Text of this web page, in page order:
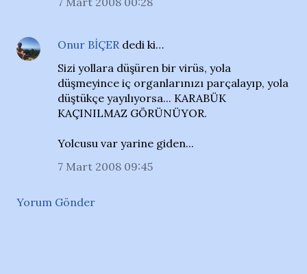
Onur BİÇER dedi ki…
Sizi yollara düşüren bir virüs, yola
düşmeyince iç organlarınızı parçalayıp, yola
düştükçe yayılıyorsa... KARABÜK
KAÇINILMAZ GÖRÜNÜYOR.
Yolcusu var yarine giden...
7 Mart 2008 09:45
Yorum Gönder